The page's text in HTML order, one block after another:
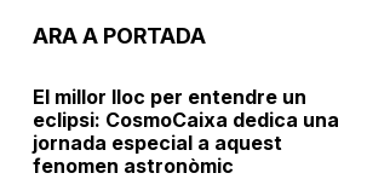
ARA A PORTADA
El millor lloc per entendre un
eclipsi: CosmoCaixa dedica una
jornada especial a aquest
fenomen astronòmic